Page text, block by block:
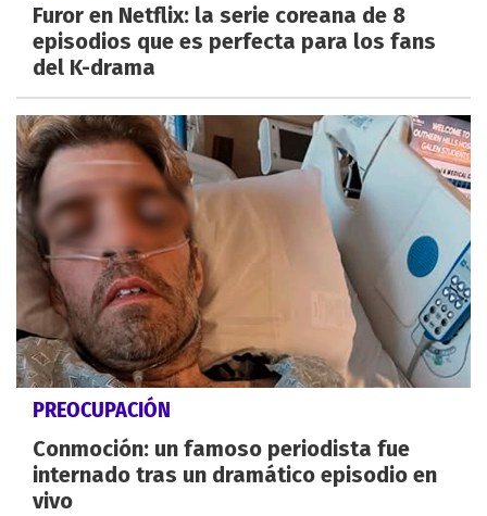
Furor en Netflix: la serie coreana de 8
episodios que es perfecta para los fans
del K-drama
PREOCUPACIÓN
Conmoción: un famoso periodista fue
internado tras un dramático episodio en
vivo